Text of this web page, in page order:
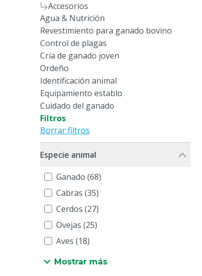
Accesorios
Agua & Nutrición
Revestimiento para ganado bovino
Control de plagas
Cría de ganado joven
Ordeño
Identificación animal
Equipamiento establo
Cuidado del ganado
Filtros
Borrar filtros
Especie animal
Ganado (68)
Cabras (35)
Cerdos (27)
Ovejas (25)
Aves (18)
Mostrar más